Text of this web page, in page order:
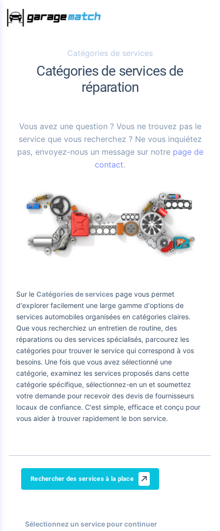
Catégories de services
Catégories de services de
réparation
Vous avez une question ? Vous ne trouvez pas le
service que vous recherchez ? Ne vous inquiétez
pas, envoyez-nous un message sur notre page de
contact.
Sur le Catégories de services page vous permet
d'explorer facilement une large gamme d'options de
services automobiles organisées en catégories claires.
Que vous recherchiez un entretien de routine, des
réparations ou des services spécialisés, parcourez les
catégories pour trouver le service qui correspond à vos
besoins. Une fois que vous avez sélectionné une
catégorie, examinez les services proposés dans cette
catégorie spécifique, sélectionnez-en un et soumettez
votre demande pour recevoir des devis de fournisseurs
locaux de confiance. C'est simple, efficace et conçu pour
vous aider à trouver rapidement le bon service.
Rechercher des services à la place
Sélectionnez un service pour continuer